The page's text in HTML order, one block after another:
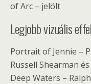
of Arc – jelölt
Legjobb vizuális
Portrait of Jennie –
Russell Shearman
Deep Waters –